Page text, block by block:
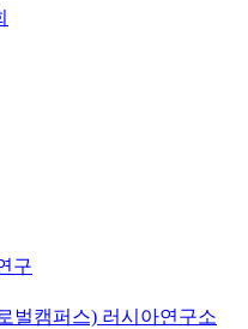
구
벌캠퍼스) 러시아연구소